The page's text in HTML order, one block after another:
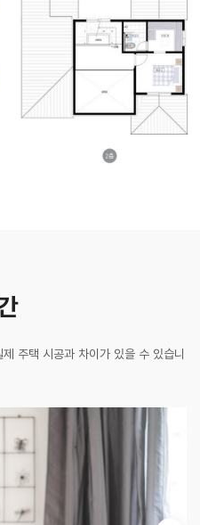
주택 시공과 차이가 있을 수 있습니